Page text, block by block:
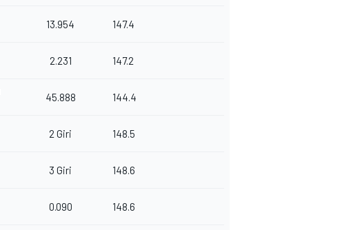
13.954 147.4
2.231 147.2
45.888 144.4
2 Giri 148.5
3 Giri 148.6
0.090 148.6